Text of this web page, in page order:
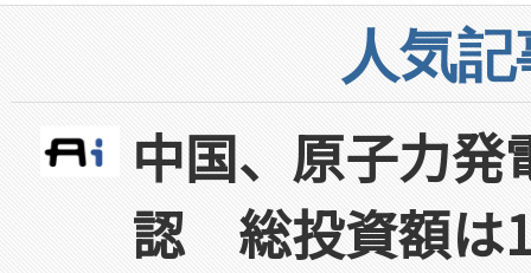
人気
中国、原子力
認 総投資額は